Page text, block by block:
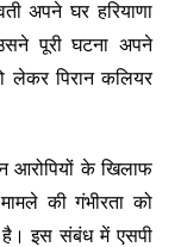
अपने घर हरियाणा
पूरी घटना अपने
लेकर पिरान कलियर
आरोपियों के खिलाफ
की गंभीरता को
इस संबंध में एसपी